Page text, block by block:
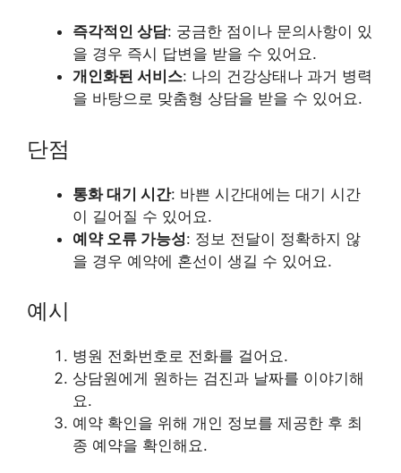
즉각적인 상담: 궁금한 점이나 문의사항이 있
을 경우 즉시 답변을 받을 수 있어요.
개인화된 서비스: 나의 건강상태나 과거 병력
을 바탕으로 맞춤형 상담을 받을 수 있어요.
단점
통화 대기 시간: 바쁜 시간대에는 대기 시간
이 길어질 수 있어요.
예약 오류 가능성: 정보 전달이 정확하지 않
을 경우 예약에 혼선이 생길 수 있어요.
예시
병원 전화번호로 전화를 걸어요.
상담원에게 원하는 검진과 날짜를 이야기해
요.
예약 확인을 위해 개인 정보를 제공한 후 최
종 예약을 확인해요.